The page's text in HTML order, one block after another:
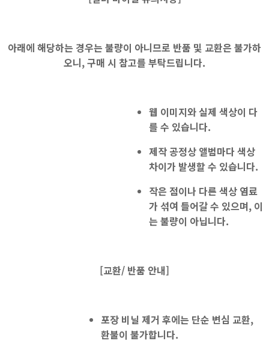
아래에 해당하는 경우는 불량이 아니므로 반품 및 교환은 불가하
오니, 구매 시 참고를 부탁드립니다.
웹 이미지와 실제 색상이 다
를 수 있습니다.
제작 공정상 앨범마다 색상
차이가 발생할 수 있습니다.
작은 점이나 다른 색상 염료
가 섞여 들어갈 수 있으며, 이
는 불량이 아닙니다.
[교환/ 반품 안내]
포장 비닐 제거 후에는 단순 변심 교환,
환불이 불가합니다.